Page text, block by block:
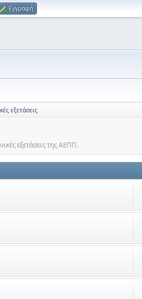
Εγγραφή
εξετάσεις
εξετάσεις της ΑΕΠΠ.